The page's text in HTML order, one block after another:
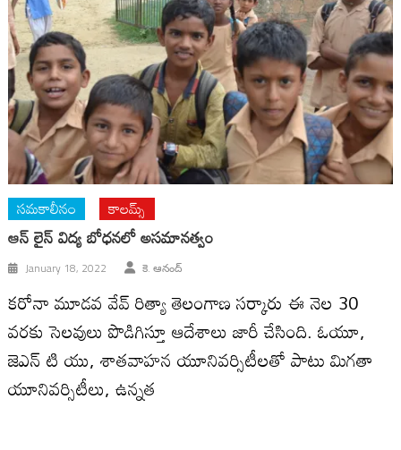
సమకాలీనం కాలమ్స్
ఆన్ లైన్ విద్య బోధనలో అసమానత్వం
January 18, 2022 కె. ఆనంద్
కరోనా మూడవ వేవ్ రిత్యా తెలంగాణ సర్కారు ఈ నెల 30
వరకు సెలవులు పొడిగిస్తూ ఆదేశాలు జారీ చేసింది. ఓయూ,
జెఎన్ టి యు, శాతవాహన యూనివర్సిటీలతో పాటు మిగతా
యూనివర్సిటీలు, ఉన్నత